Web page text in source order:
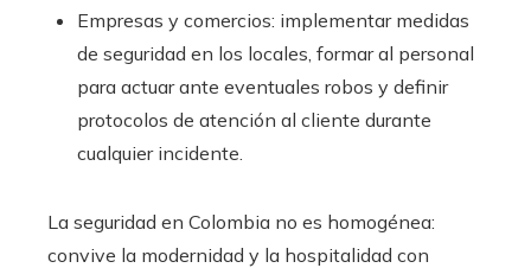
Empresas y comercios: implementar medidas
de seguridad en los locales, formar al personal
para actuar ante eventuales robos y definir
protocolos de atención al cliente durante
cualquier incidente.
La seguridad en Colombia no es homogénea:
convive la modernidad y la hospitalidad con